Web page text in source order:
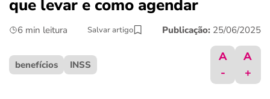
crédito fácil
últimas notícias
ferramentas
que levar e como agendar
6 min leitura Salvar artigo Publicação: 25/06/2025
benefícios INSS
A
-
A
+